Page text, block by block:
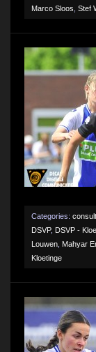
Marco Sloos Stef
Categories:
DSVP, DSVP -
Louwen Mahyar
Kloetinge